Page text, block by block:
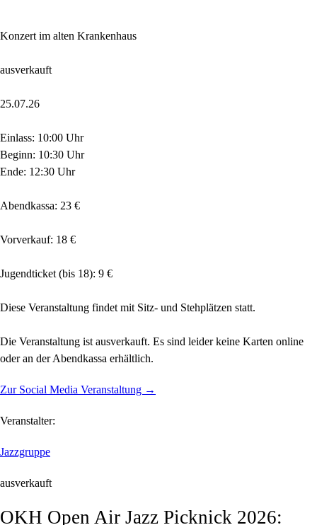
Konzert im alten Krankenhaus
ausverkauft
25.07.26
Einlass: 10:00 Uhr
Beginn: 10:30 Uhr
Ende: 12:30 Uhr
Abendkassa: 23 €
Vorverkauf: 18 €
Jugendticket (bis 18): 9 €
Diese Veranstaltung findet mit Sitz- und Stehplätzen statt.
Die Veranstaltung ist ausverkauft. Es sind leider keine Karten online
oder an der Abendkassa erhältlich.
Zur Social Media Veranstaltung →
Veranstalter:
Jazzgruppe
ausverkauft
OKH Open Air Jazz Picknick 2026: